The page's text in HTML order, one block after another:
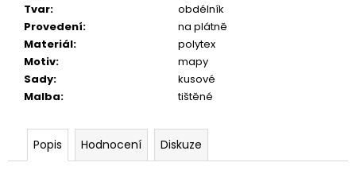
Tvar:
obdélník
Provedení:
na plátně
Materiál:
polytex
Motiv:
mapy
Sady:
kusové
Malba: tištěné
Popis Hodnocení Diskuze